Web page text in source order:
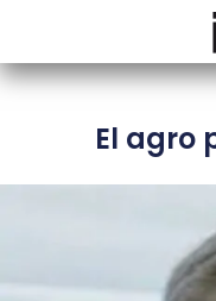
El agro